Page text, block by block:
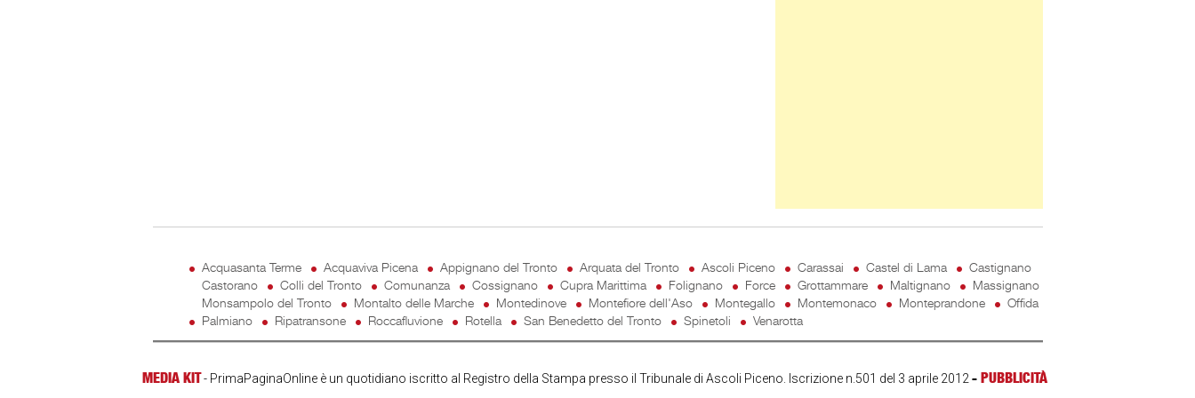
Acquasanta Terme Acquaviva Picena Appignano del Tronto Arquata del Tronto Ascoli Piceno Carassai Castel di Lama
Castignano
Castorano
Colli del Tronto Comunanza Cossignano Cupra Marittima Folignano Force Grottammare Maltignano
Massignano
Monsampolo del Tronto
Montalto delle Marche Montedinove Montefiore dell'Aso Montegallo Montemonaco Monteprandone
Offida
Palmiano
Ripatransone Roccafluvione Rotella San Benedetto del Tronto Spinetoli Venarotta
MEDIA KIT- PrimaPaginaOnline è un quotidiano iscritto al Registro della Stampa presso il Tribunale di Ascoli Piceno. Iscrizione n.501 del 3 aprile 2012- PUBBLICITÀ